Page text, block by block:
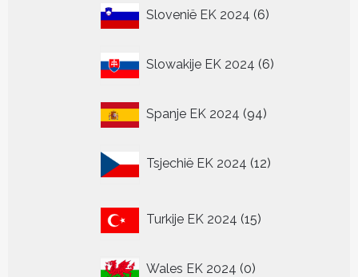
Slovenië EK 2024 66
Slowakije EK 2024 6
producten
Spanje EK 2024 9494
Tsjechië EK 2024 12
producten
Turkije EK 2024 15
producten
Wales EK 2024 00